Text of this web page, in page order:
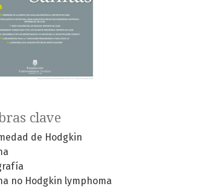
clave
de Hodgkin
no Hodgkin lymphoma